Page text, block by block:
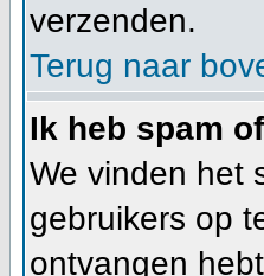
verzenden.
Terug naar
Ik heb spam
We vinden het
gebruikers op
ontvangen